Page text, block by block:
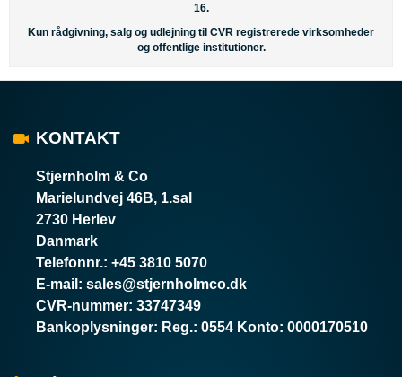
16.
Kun rådgivning, salg og udlejning til CVR registrerede virksomheder
og offentlige institutioner.
KONTAKT
Stjernholm & Co
Marielundvej 46B, 1.sal
2730 Herlev
Danmark
Telefonnr.: +45 3810 5070
E-mail : sales@stjernholmco.dk
CVR-nummer: 33747349
Bankoplysninger: Reg.: 0554 Konto: 0000170510